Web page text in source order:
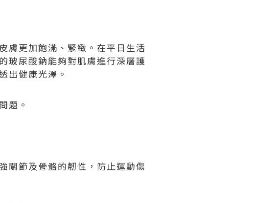
膚更加飽滿、緊緻。在平日生活
玻尿酸鈉能夠對肌膚進行深層護
出健康光澤。
題。
關節及骨骼的韌性，防止運動傷